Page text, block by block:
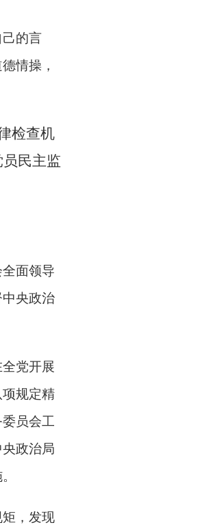
的言
情操，
检查机
民主监
面领导
央政治
党开展
规定精
员会工
政治局
，发现